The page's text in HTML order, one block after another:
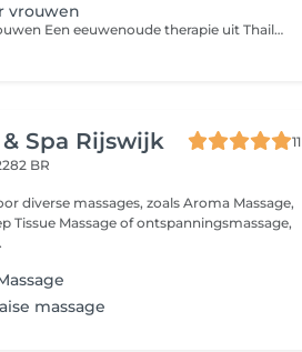
vrouwen
Thaise Massage voor vrouwen Een eeuwenoude therapie uit Thailand die rekken, druk en ritmische bewegingen combineert. Je blijft gekleed en ligt op een verdikte mat. Voordelen: - meer flexibiliteit, - minder stress en verlichting van pijn/spanning - betere energiestroom, bloedsomloop en algeheel welzijn. Let op! Neem zelf comfortabele stretch kleding mee met voorkeur lange mouwen!
Spa Rijswijk
11
BR
diverse massages, zoals Aroma Massage,
Tissue Massage of ontspanningsmassage,
massage